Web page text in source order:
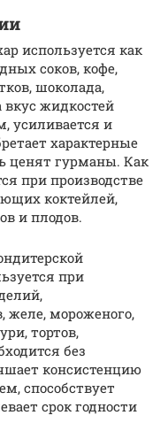
используется как
соков, кофе,
шоколада,
вкус жидкостей
усиливается и
характерные
ценят гурманы. Как
при производстве
коктейлей,
и плодов.
при
желе, мороженого,
тортов,
без
консистенцию
способствует
срок годности